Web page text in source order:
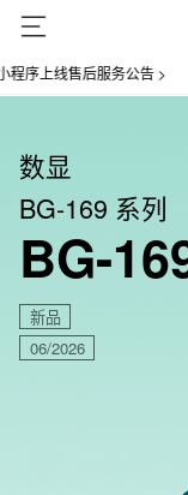
上线售后服务公告 >
数显
BG-169 系列
BG-
新品
06/2026